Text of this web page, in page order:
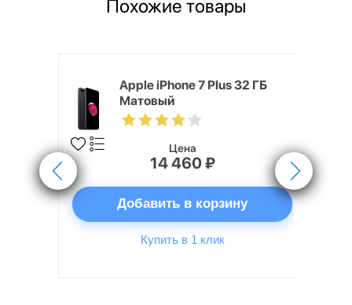
Похожие товары
Apple iPhone 7 Plus 32 ГБ
Матовый
Цена
14 460 ₽
Добавить в корзину
Купить в 1 клик